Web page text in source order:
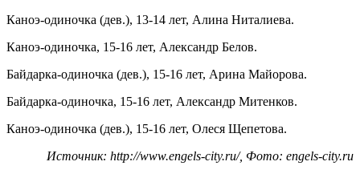
Каноэ-одиночка (дев.), 13-14 лет, Алина Ниталиева.
Каноэ-одиночка, 15-16 лет, Александр Белов.
Байдарка-одиночка (дев.), 15-16 лет, Арина Майорова.
Байдарка-одиночка, 15-16 лет, Александр Митенков.
Каноэ-одиночка (дев.), 15-16 лет, Олеся Щепетова.
Источник: http://www.engels-city.ru/, Фото: engels-city.ru